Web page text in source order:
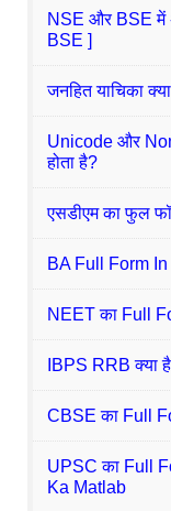
NSE और BSE में
BSE ]
जनहित याचिका
Unicode और
होता है?
एसडीएम का फुल
BA Full Form In
NEET का Full
IBPS RRB क्या है,
CBSE का Full
UPSC का Full
Ka Matlab